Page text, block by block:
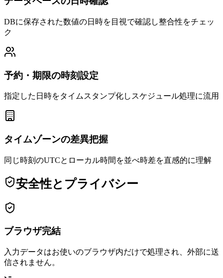
DBに保存された数値の日時を目視で確認し整合性をチェッ
ク
予約・期限の時刻設定
指定した日時をタイムスタンプ化しスケジュール処理に流用
タイムゾーンの差異把握
同じ時刻のUTCとローカル時間を並べ時差を直感的に理解
安全性とプライバシー
ブラウザ完結
入力データはお使いのブラウザ内だけで処理され、外部に送
信されません。